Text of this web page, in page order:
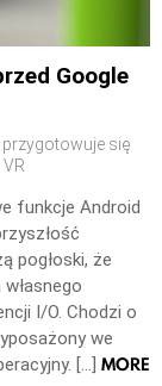
Google
przygotowuje się
funkcje Android
pogłoski, że
I/O. Chodzi o
we
[…] MORE